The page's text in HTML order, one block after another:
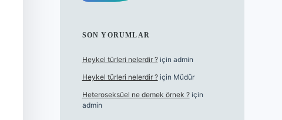
SON YORUMLAR
Heykel türleri nelerdir ?için admin
Heykel türleri nelerdir ?için Müdür
Heteroseksüel ne demek örnek ?için
admin